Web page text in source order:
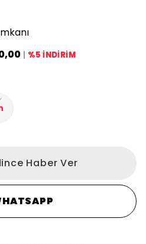
| %5 İNDİRİM
Haber Ver